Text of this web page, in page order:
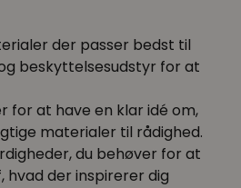
der passer bedst til
beskyttelsesudstyr for at
for at have en klar idé om,
materialer til rådighed.
du behøver for at
der inspirerer dig